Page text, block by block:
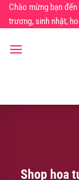
Chuyển
đến
dung
Chào mừng bạn
trương, sinh nhật,
Shop hoa